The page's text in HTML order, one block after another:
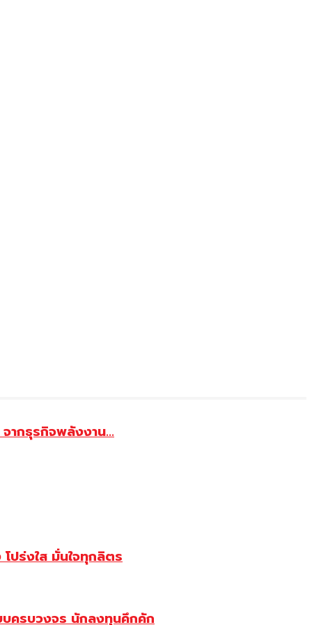
ากธุรกิจพลังงาน...
ปร่งใส มั่นใจทุกลิตร
บครบวงจร นักลงทุนคึกคัก